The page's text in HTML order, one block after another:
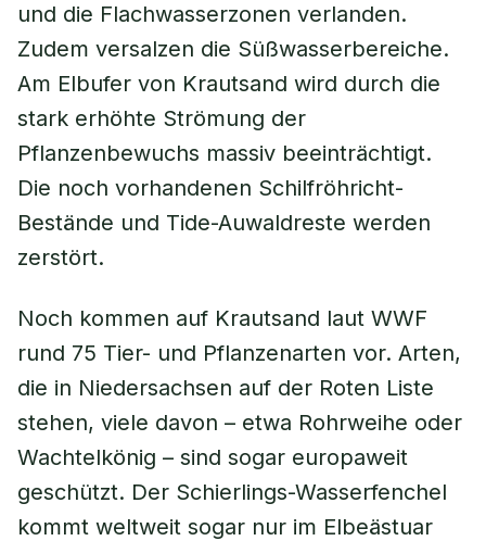
und die Flachwasserzonen verlanden.
Zudem versalzen die Süßwasserbereiche.
Am Elbufer von Krautsand wird durch die
stark erhöhte Strömung der
Pflanzenbewuchs massiv beeinträchtigt.
Die noch vorhandenen Schilfröhricht-
Bestände und Tide-Auwaldreste werden
zerstört.
Noch kommen auf Krautsand laut WWF
rund 75 Tier- und Pflanzenarten vor. Arten,
die in Niedersachsen auf der Roten Liste
stehen, viele davon – etwa Rohrweihe oder
Wachtelkönig – sind sogar europaweit
geschützt. Der Schierlings-Wasserfenchel
kommt weltweit sogar nur im Elbeästuar